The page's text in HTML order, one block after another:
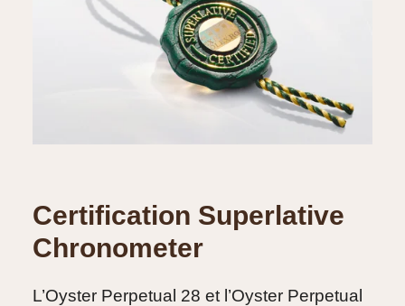
Certification Superlative
Chronometer
L’Oyster Perpetual 28 et l’Oyster Perpetual